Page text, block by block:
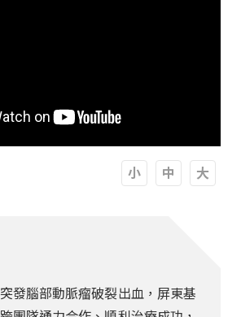
發腦部動脈瘤破裂出血，屏東基